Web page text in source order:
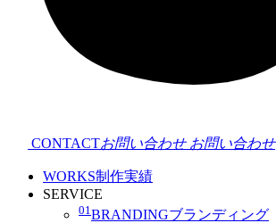
CONTACTお問い合わせ お問い合わせ
WORKS制作実績
SERVICE
01 BRANDINGブランディング